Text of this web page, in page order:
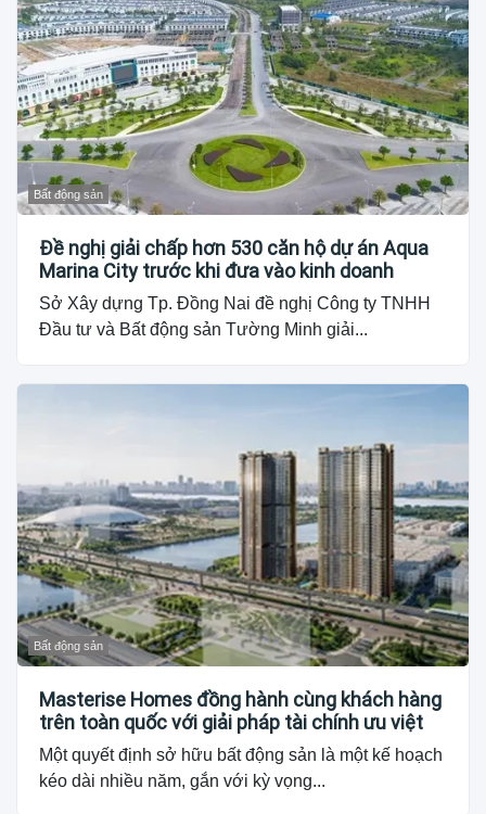
Bất động sản
Đề nghị giải chấp hơn 530 căn hộ dự án Aqua
Marina City trước khi đưa vào kinh doanh
Sở Xây dựng Tp. Đồng Nai đề nghị Công ty TNHH
Đầu tư và Bất động sản Tường Minh giải...
Bất động sản
Masterise Homes đồng hành cùng khách hàng
trên toàn quốc với giải pháp tài chính ưu việt
Một quyết định sở hữu bất động sản là một kế hoạch
kéo dài nhiều năm, gắn với kỳ vọng...